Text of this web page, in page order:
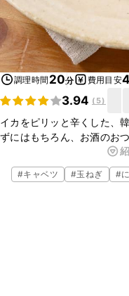
調理時間 20分 費用目安
3.94 ( 5)
イカをピリッと辛くした、
ずにはもちろん、お酒のお
いですよ。辛いのがお好き
がりください。
#キャベツ #玉ねぎ #